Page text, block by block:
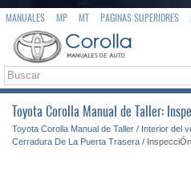
MANUALES MP MT PAGINAS SUPERIORES
Toyota Corolla Manual de Taller:
Toyota Corolla Manual de Taller / Interior del
Cerradura De La Puerta Trasera / InspecciÓn